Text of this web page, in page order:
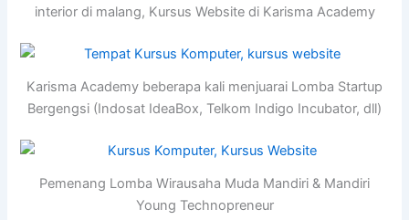
interior di malang, Kursus Website di Karisma Academy
Karisma Academy beberapa kali menjuarai Lomba Startup
Bergengsi (Indosat IdeaBox, Telkom Indigo Incubator, dll)
Pemenang Lomba Wirausaha Muda Mandiri & Mandiri
Young Technopreneur